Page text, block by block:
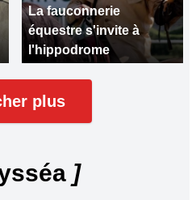
La fauconnerie
équestre s'invite à
l'hippodrome
plus
]